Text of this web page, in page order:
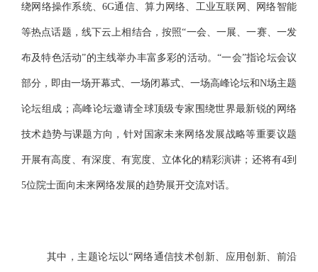
绕网络操作系统、6G通信、算力网络、工业互联网、网络智能
等热点话题，线下云上相结合，按照“一会、一展、一赛、一发
布及特色活动”的主线举办丰富多彩的活动。“一会”指论坛会议
部分，即由一场开幕式、一场闭幕式、一场高峰论坛和N场主题
论坛组成；高峰论坛邀请全球顶级专家围绕世界最新锐的网络
技术趋势与课题方向，针对国家未来网络发展战略等重要议题
开展有高度、有深度、有宽度、立体化的精彩演讲；还将有4到
5位院士面向未来网络发展的趋势展开交流对话。
其中，主题论坛以“网络通信技术创新、应用创新、前沿